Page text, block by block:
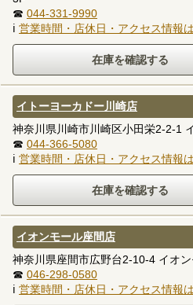
☎ 044-331-9990
ℹ 営業時間・店休日・アクセス情報
イトーヨーカドー川崎店
神奈川県川崎市川崎区小田栄2-2-1
☎ 044-366-5080
ℹ 営業時間・店休日・アクセス情報
イオンモール座間店
神奈川県座間市広野台2-10-4 イオ
☎ 046-298-0580
ℹ 営業時間・店休日・アクセス情報